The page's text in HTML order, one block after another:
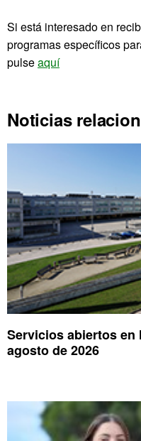
Si está interesado en
programas específicos
pulseaquí
Noticias
Servicios abiertos en
agosto de 2026